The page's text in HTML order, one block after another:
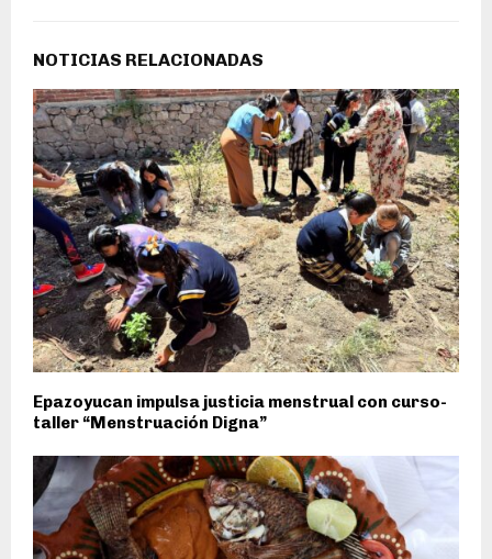
NOTICIAS RELACIONADAS
Epazoyucan impulsa justicia menstrual con curso-
taller “Menstruación Digna”